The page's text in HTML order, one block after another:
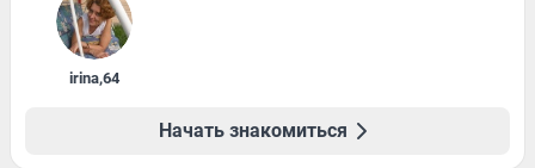
irina,64
Начать знакомиться